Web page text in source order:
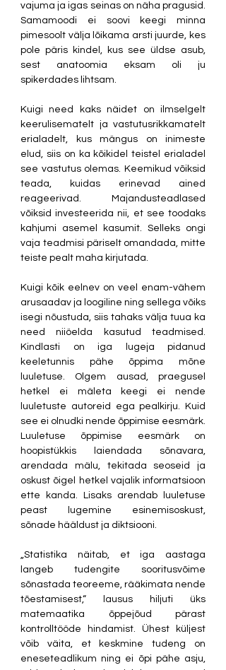
vajuma ja igas seinas on näha pragusid.
Samamoodi ei soovi keegi minna
pimesoolt välja lõikama arsti juurde, kes
pole päris kindel, kus see üldse asub,
sest anatoomia eksam oli ju
spikerdades lihtsam.
Kuigi need kaks näidet on ilmselgelt
keerulisematelt ja vastutusrikkamatelt
erialadelt, kus mängus on inimeste
elud, siis on ka kõikidel teistel erialadel
see vastutus olemas. Keemikud võiksid
teada, kuidas erinevad ained
reageerivad. Majandusteadlased
võiksid investeerida nii, et see toodaks
kahjumi asemel kasumit. Selleks ongi
vaja teadmisi päriselt omandada, mitte
teiste pealt maha kirjutada.
Kuigi kõik eelnev on veel enam-vähem
arusaadav ja loogiline ning sellega võiks
isegi nõustuda, siis tahaks välja tuua ka
need niiöelda kasutud teadmised.
Kindlasti on iga lugeja pidanud
keeletunnis pähe õppima mõne
luuletuse. Olgem ausad, praegusel
hetkel ei mäleta keegi ei nende
luuletuste autoreid ega pealkirju. Kuid
see ei olnudki nende õppimise eesmärk.
Luuletuse õppimise eesmärk on
hoopistükkis laiendada sõnavara,
arendada mälu, tekitada seoseid ja
oskust õigel hetkel vajalik informatsioon
ette kanda. Lisaks arendab luuletuse
peast lugemine esinemisoskust,
sõnade hääldust ja diktsiooni.
„Statistika näitab, et iga aastaga
langeb tudengite sooritusvõime
sõnastada teoreeme, rääkimata nende
tõestamisest,“ lausus hiljuti üks
matemaatika õppejõud pärast
kontrolltööde hindamist. Ühest küljest
võib väita, et keskmine tudeng on
eneseteadlikum ning ei õpi pähe asju,